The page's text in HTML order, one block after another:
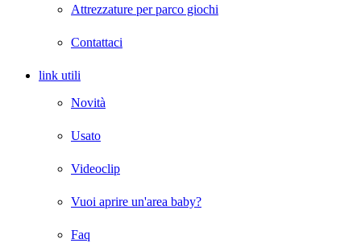
Attrezzature per parco giochi
Contattaci
link utili
Novità
Usato
Videoclip
Vuoi aprire un'area baby?
Faq